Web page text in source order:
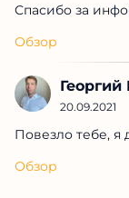
Спасибо за
Обзор
20.09.2021
Повезло тебе, я
Обзор